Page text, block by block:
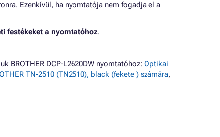
Ezenkívül, ha nyomtatója nem fogadja el a
festékeket a nyomtatóhoz.
BROTHER DCP-L2620DW nyomtatóhoz: Optikai
TN-2510 (TN2510), black (fekete ) számára,